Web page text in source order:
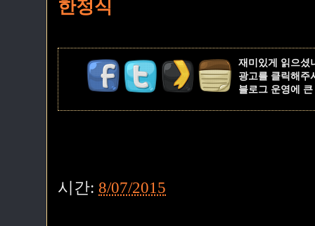
한정식
재미있게 읽으셨
광고를 클릭해주
블로그 운영에
시간: 8/07/2015